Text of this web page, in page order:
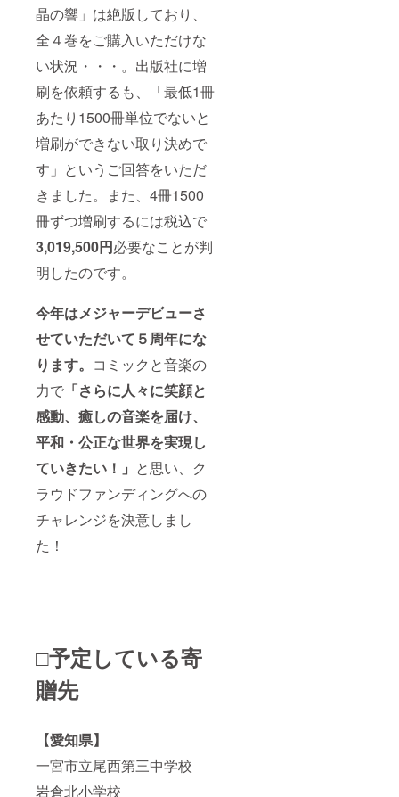
晶の響」は絶版しており、
全４巻をご購入いただけな
い状況・・・。出版社に増
刷を依頼するも、「最低1冊
あたり1500冊単位でないと
増刷ができない取り決めで
す」というご回答をいただ
きました。また、4冊1500
冊ずつ増刷するには税込で
3,019,500円必要なことが判
明したのです。
今年はメジャーデビューさ
せていただいて５周年にな
ります。 コミックと音楽の
力で 「さらに人々に笑顔と
感動、癒しの音楽を届け、
平和・公正な世界を実現し
ていきたい！」 と思い、ク
ラウドファンディングへの
チャレンジを決意しまし
た！
□予定している寄
贈先
【愛知県】
一宮市立尾西第三中学校
岩倉北小学校